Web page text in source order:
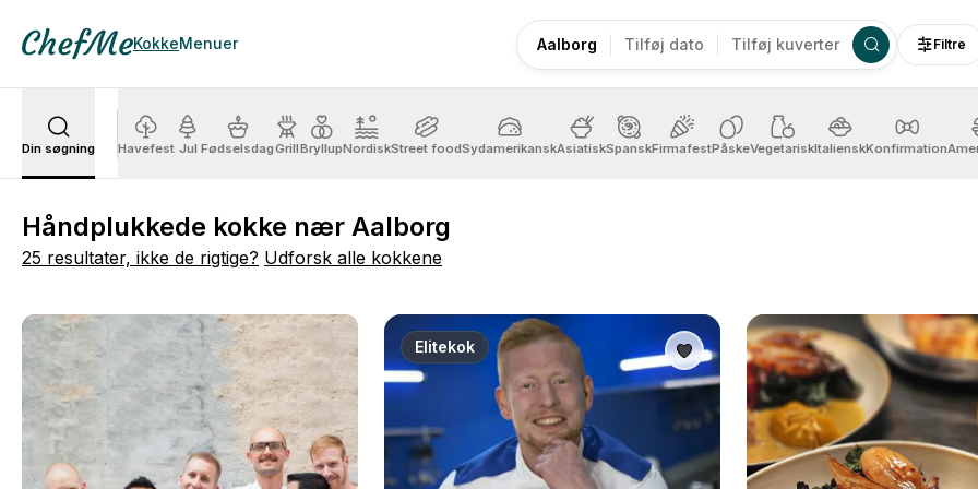
KokkeMenuer Aalborg Tilføj dato Tilføj kuverter Filtre
Din søgning Havefest Jul FødselsdagGrillBryllupNordiskStreet foodSydamerikanskAsiatiskSpanskFirmafestPåskeVegetariskItalienskKonfirmation
Håndplukkede kokke nær Aalborg
25 resultater, ikke de rigtige? Udforsk alle kokkene
Elitekok